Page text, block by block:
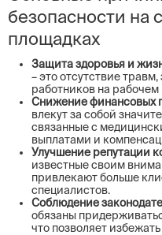
безопасности на
площадках
Защита здоровья и
– это отсутствие
работников на рабочем
Снижение финансовых
влекут за собой
связанные с
выплатами и
Улучшение репутации
известные своим
привлекают больше
специалистов.
Соблюдение
обязаны
что позволяет